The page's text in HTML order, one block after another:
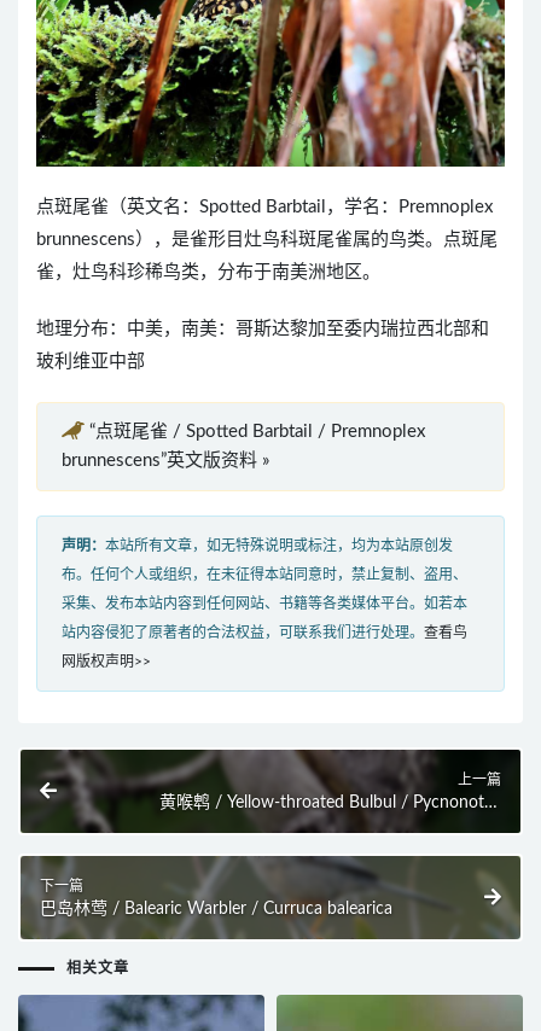
点斑尾雀（英文名：Spotted Barbtail，学名：Premnoplex
brunnescens），是雀形目灶鸟科斑尾雀属的鸟类。点斑尾
雀，灶鸟科珍稀鸟类，分布于南美洲地区。
地理分布：中美，南美：哥斯达黎加至委内瑞拉西北部和
玻利维亚中部
“点斑尾雀 / Spotted Barbtail / Premnoplex
brunnescens”英文版资料 »
声明： 本站所有文章，如无特殊说明或标注，均为本站原创发
布。任何个人或组织，在未征得本站同意时，禁止复制、盗用、
采集、发布本站内容到任何网站、书籍等各类媒体平台。如若本
站内容侵犯了原著者的合法权益，可联系我们进行处理。 查看鸟
网版权声明>>
上一篇
黄喉鹎 / Yellow-throated Bulbul / Pycnonotus
下一篇
巴岛林莺 / Balearic Warbler / Curruca balearica
相关文章